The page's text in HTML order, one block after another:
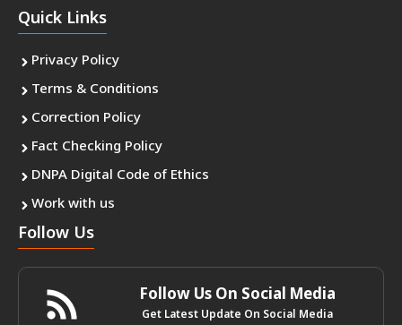
Quick Links
Privacy Policy
Terms & Conditions
Correction Policy
Fact Checking Policy
DNPA Digital Code of Ethics
Work with us
Follow Us
Follow Us On Social Media
Get Latest Update On Social Media